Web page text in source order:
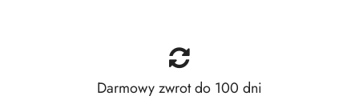
Darmowy zwrot do 100 dni